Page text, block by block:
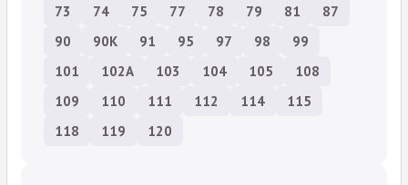
73
74 75 77 78 79 81
87
90
90К 91 95 97 98
99
101
102А 103 104 105
108
109
110 111 112 114
115
118
119 120